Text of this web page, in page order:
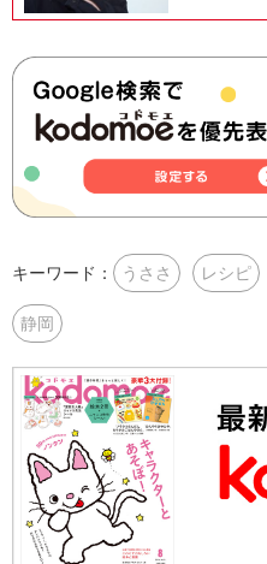
キーワード： うささ レシピ
静岡